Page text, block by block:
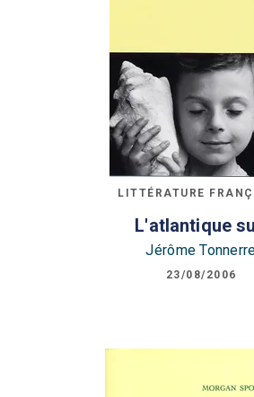
LITTÉRATURE
L'atlantique
Jérôme
23/08/2006